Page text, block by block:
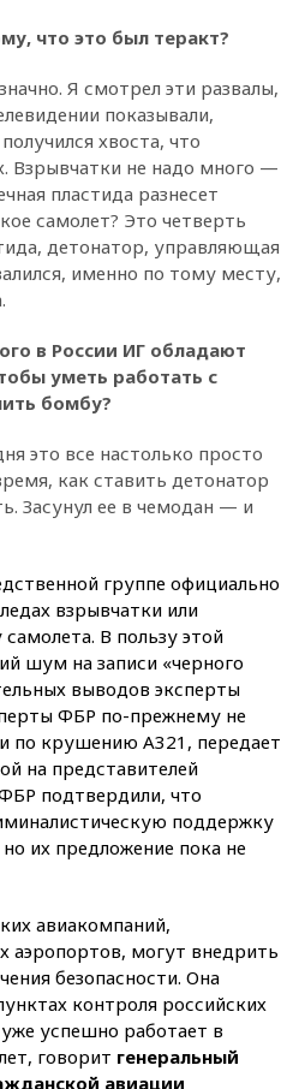
что это был теракт?
Я смотрел эти развалы,
показывали,
хвоста, что
Взрывчатки не надо много —
пластида разнесет
самолет? Это четверть
детонатор, управляющая
именно по тому месту,
в России ИГ обладают
уметь работать с
бомбу?
это все настолько просто
как ставить детонатор
Засунул ее в чемодан — и
группе официально
взрывчатки или
В пользу этой
шум на записи «черного
выводов эксперты
ФБР по-прежнему не
по крушению А321, передает
на представителей
подтвердили, что
поддержку
их предложение пока не
авиакомпаний,
аэропортов, могут внедрить
безопасности. Она
контроля российских
успешно работает в
говорит генеральный
авиации